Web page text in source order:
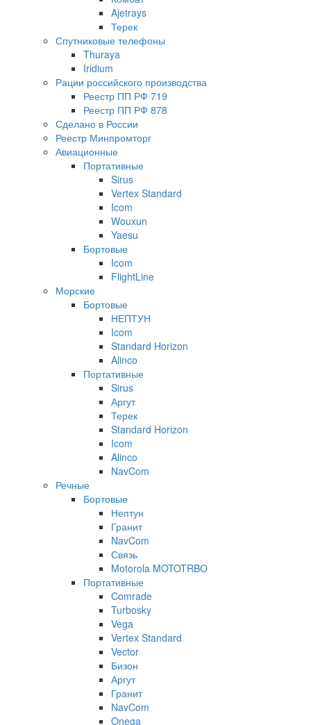
Ajetrays
Терек
Спутниковые телефоны
Thuraya
Iridium
Рации российского производства
Реестр ПП РФ 719
Реестр ПП РФ 878
Сделано в России
Реестр Минпромторг
Авиационные
Портативные
Sirus
Vertex Standard
Icom
Wouxun
Yaesu
Бортовые
Icom
FlightLine
Морские
Бортовые
НЕПТУН
Icom
Standard Horizon
Alinco
Портативные
Sirus
Аргут
Терек
Standard Horizon
Icom
Alinco
NavCom
Речные
Бортовые
Нептун
Гранит
NavCom
Связь
Motorola MOTOTRBO
Портативные
Comrade
Turbosky
Vega
Vertex Standard
Vector
Бизон
Аргут
Гранит
NavCom
Onega